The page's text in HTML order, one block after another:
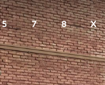
5 7 8 X